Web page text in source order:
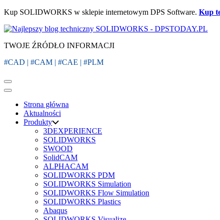
Kup SOLIDWORKS w sklepie internetowym DPS Software. Kup
TWOJE ŹRÓDŁO INFORMACJI
#CAD | #CAM | #CAE | #PLM
Strona główna
Aktualności
Produkty
3DEXPERIENCE
SOLIDWORKS
SWOOD
SolidCAM
ALPHACAM
SOLIDWORKS PDM
SOLIDWORKS Simulation
SOLIDWORKS Flow Simulation
SOLIDWORKS Plastics
Abaqus